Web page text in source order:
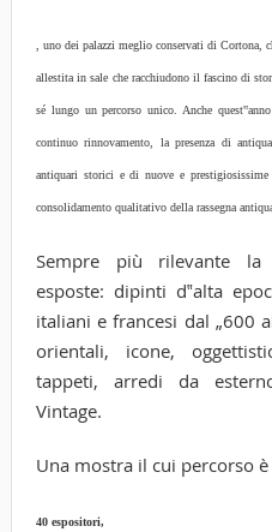
, uno dei palazzi meglio conservati di
allestita in sale che racchiudono il fascino di
sé lungo un percorso unico. Anche
continuo rinnovamento, la presenza di
antiquari storici e di nuove e prestigiosissime
consolidamento qualitativo della rassegna
Sempre più rilevante la
esposte: dipinti d‟alta
italiani e francesi dal „600
orientali, icone,
tappeti, arredi da
Vintage.
Una mostra il cui percorso
40 espositori,